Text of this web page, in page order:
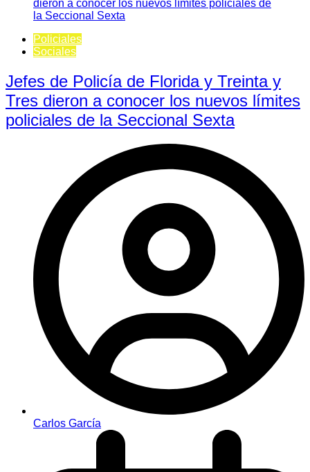
Policiales
Sociales
Jefes de Policía de Florida y Treinta y
Tres dieron a conocer los nuevos límites
policiales de la Seccional Sexta
Carlos García